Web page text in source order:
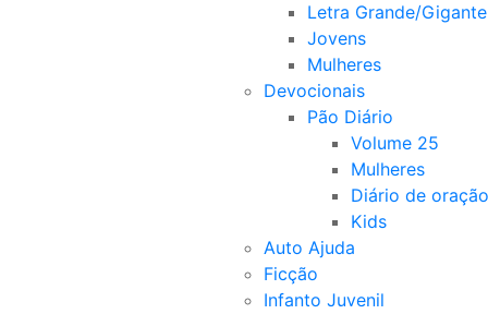
Letra Grande/Gigante
Jovens
Mulheres
Devocionais
Pão Diário
Volume 25
Mulheres
Diário de oração
Kids
Auto Ajuda
Ficção
Infanto Juvenil